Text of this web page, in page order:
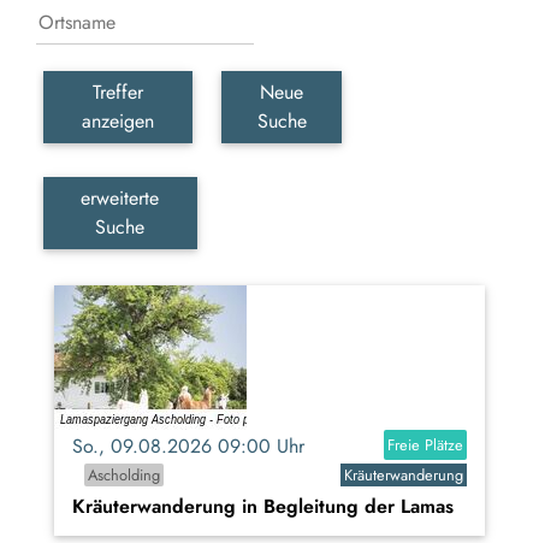
Treffer
anzeigen
Neue
Suche
erweiterte
Suche
So., 09.08.2026 09:00 Uhr
Freie Plätze
Ascholding
Kräuterwanderung
Kräuterwanderung in Begleitung der Lamas